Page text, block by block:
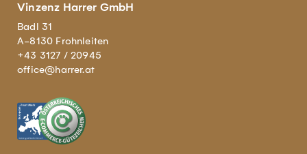
Vinzenz Harrer GmbH
Badl 31
A-8130 Frohnleiten
+43 3127 / 20945
office@harrer.at